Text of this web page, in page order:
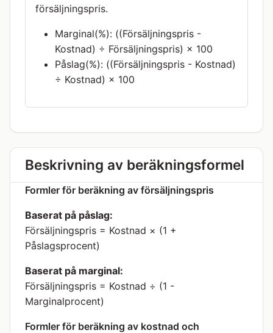
försäljningspris.
Marginal(%): ((Försäljningspris -
Kostnad) ÷ Försäljningspris) × 100
Påslag(%): ((Försäljningspris - Kostnad)
÷ Kostnad) × 100
Beskrivning av beräkningsformel
Formler för beräkning av försäljningspris
Baserat på påslag:
Försäljningspris = Kostnad × (1 +
Påslagsprocent)
Baserat på marginal:
Försäljningspris = Kostnad ÷ (1 -
Marginalprocent)
Formler för beräkning av kostnad och